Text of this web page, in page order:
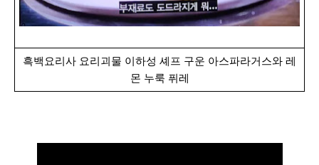
흑백요리사 요리괴물 이하성 셰프 구운 아스파라거스와 레
몬 누룩 퓌레